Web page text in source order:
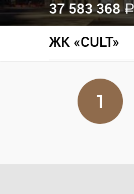
37 583 368a
ЖК «CULT»
1